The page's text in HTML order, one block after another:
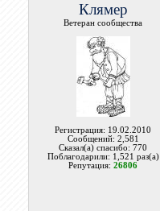
Клямер
Ветеран сообщества
Регистрация: 19.02.2010
Сообщений: 2,581
Сказал(а) спасибо: 770
Поблагодарили: 1,521 раз(а)
Репутация:26806